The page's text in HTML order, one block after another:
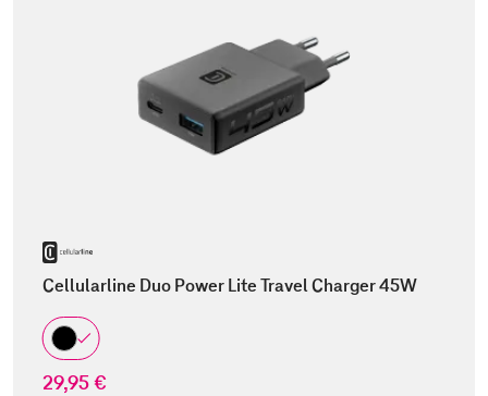
Cellularline Duo Power Lite Travel Charger 45W
29,95 €